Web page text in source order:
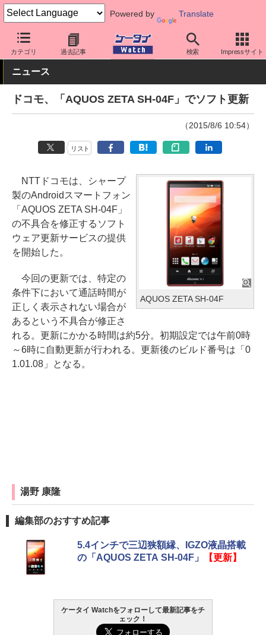
Powered by Translate
カテゴリ 過去記事 検索 Impressサイト
ケータイ Watch キャリア ドコモ ソフト更新
ニュース
ドコモ、「AQUOS ZETA SH-04F」でソフト更新
（2015/8/6 10:54）
リスト
AQUOS ZETA SH-04F
NTTドコモは、シャープ
製のAndroidスマートフォン
「AQUOS ZETA SH-04F」
の不具合を修正するソフト
ウェア更新サービスの提供
を開始した。
今回の更新では、特定の
条件下において通話時間が
正しく表示されない場合が
あるという不具合が修正さ
れる。更新にかかる時間は約5分。初期設定では午前0時
～6時に自動更新が行われる。更新後のビルド番号は「0
1.01.08」となる。
湯野 康隆
編集部のおすすめ記事
5.4インチで三辺狭額縁、IGZO液晶搭載
の「AQUOS ZETA SH-04F」
【更新】
ケータイ Watchをフォローして最新記事をチ
ェック！